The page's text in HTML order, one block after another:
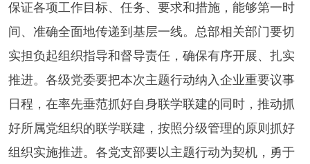
保证各项工作目标、任务、要求和措施，能够第一时
间、准确全面地传递到基层一线。总部相关部门要切
实担负起组织指导和督导责任，确保有序开展、扎实
推进。各级党委要把本次主题行动纳入企业重要议事
日程，在率先垂范抓好自身联学联建的同时，推动抓
好所属党组织的联学联建，按照分级管理的原则抓好
组织实施推进。各党支部要以主题行动为契机，勇于